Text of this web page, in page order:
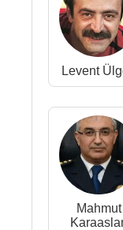
Levent
Mahmut